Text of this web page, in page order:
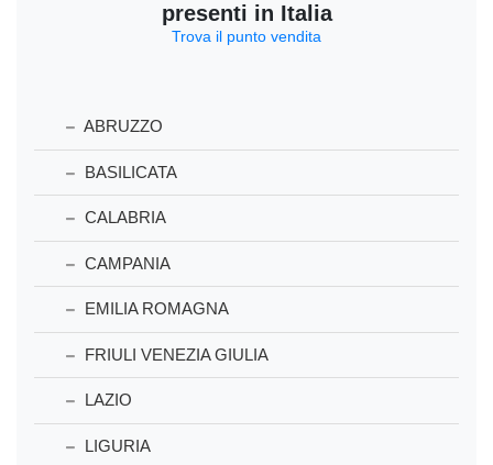
presenti in Italia
Trova il punto vendita
ABRUZZO
BASILICATA
CALABRIA
CAMPANIA
EMILIA ROMAGNA
FRIULI VENEZIA GIULIA
LAZIO
LIGURIA